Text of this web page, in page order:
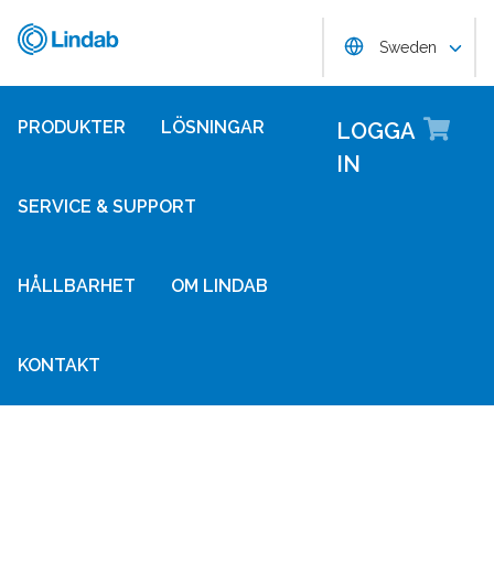
till
huvudinnehållet
Lindab Choose
Sweden
PRODUKTER LÖSNINGAR
SERVICE & SUPPORT
HÅLLBARHET OM LINDAB
KONTAKT
LOGGA
IN